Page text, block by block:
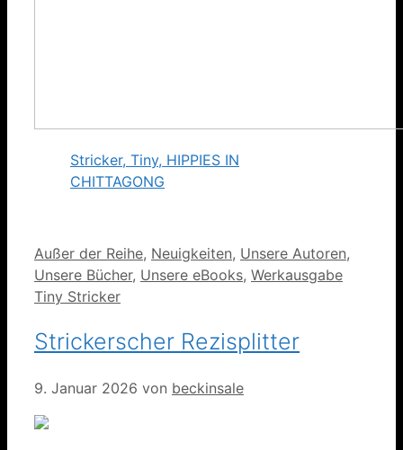
Stricker, Tiny, HIPPIES IN
CHITTAGONG
Kategorien
Außer der Reihe, Neuigkeiten, Unsere Autoren,
Unsere Bücher, Unsere eBooks, Werkausgabe
Tiny Stricker
Strickerscher Rezisplitter
9. Januar 2026 von beckinsale